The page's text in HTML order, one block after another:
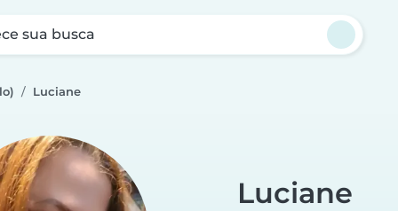
sua busca
Luciane
Luciane